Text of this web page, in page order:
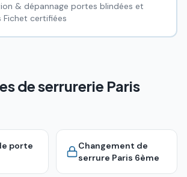
& dépannage portes blindées et
Fichet certifiées
de serrurerie Paris
porte
Changement de
serrure Paris 6ème